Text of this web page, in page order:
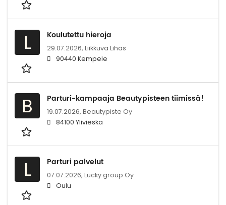
L Koulutettu hieroja
29.07.2026, Liikkuva Lihas
90440 Kempele
B Parturi-kampaaja Beautypisteen tiimissä!
19.07.2026, Beautypiste Oy
84100 Ylivieska
L Parturi palvelut
07.07.2026, Lucky group Oy
Oulu